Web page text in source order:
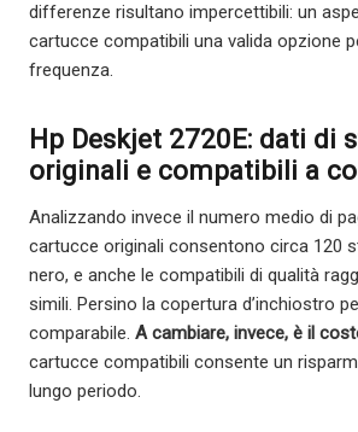
differenze risultano impercettibili: un
cartucce compatibili una valida opzione
frequenza.
Hp Deskjet 2720E: dati di
originali e compatibili a
Analizzando invece il numero medio di
cartucce originali consentono circa 120
nero, e anche le compatibili di qualità
simili. Persino la copertura d’inchiostro
comparabile. A cambiare, invece, è il
cartucce compatibili consente un
lungo periodo.